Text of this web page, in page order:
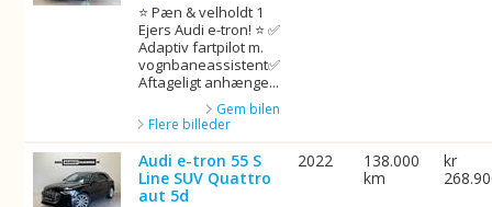
⭐ Pæn & velholdt 1
Ejers Audi e-tron! ⭐ ✅
Adaptiv fartpilot m.
vognbaneassistent✅
Aftageligt anhænge...
Gem bilen
Flere billeder
Audi e-tron 55 S
Line SUV Quattro
aut 5d
2022
138.000
km
kr